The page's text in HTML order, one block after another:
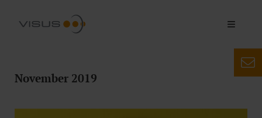
November 2019